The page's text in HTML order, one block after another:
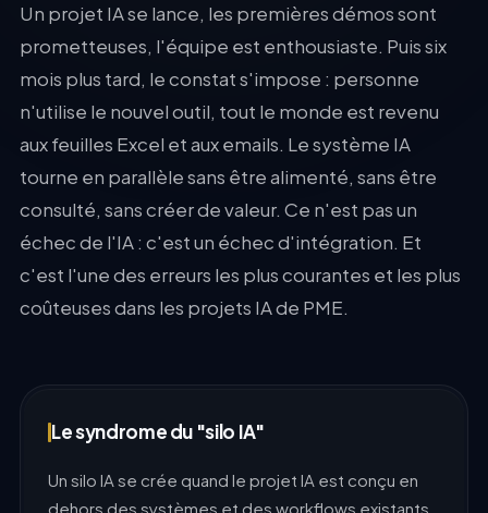
Un projet IA se lance, les premières démos sont
prometteuses, l'équipe est enthousiaste. Puis six
mois plus tard, le constat s'impose : personne
n'utilise le nouvel outil, tout le monde est revenu
aux feuilles Excel et aux emails. Le système IA
tourne en parallèle sans être alimenté, sans être
consulté, sans créer de valeur. Ce n'est pas un
échec de l'IA : c'est un échec d'intégration. Et
c'est l'une des erreurs les plus courantes et les plus
coûteuses dans les projets IA de PME.
Le syndrome du "silo IA"
Un silo IA se crée quand le projet IA est conçu en
dehors des systèmes et des workflows existants.